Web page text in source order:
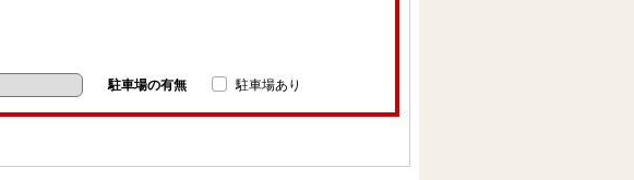
駐車場の有無 駐車場あり